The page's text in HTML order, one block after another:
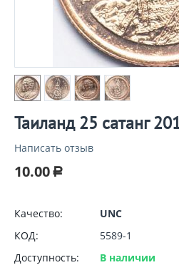
Таиланд 25 сатанг
Написать отзыв
10.00 Р
Качество:
UNC
КОД:
5589-1
Доступность:
В наличии